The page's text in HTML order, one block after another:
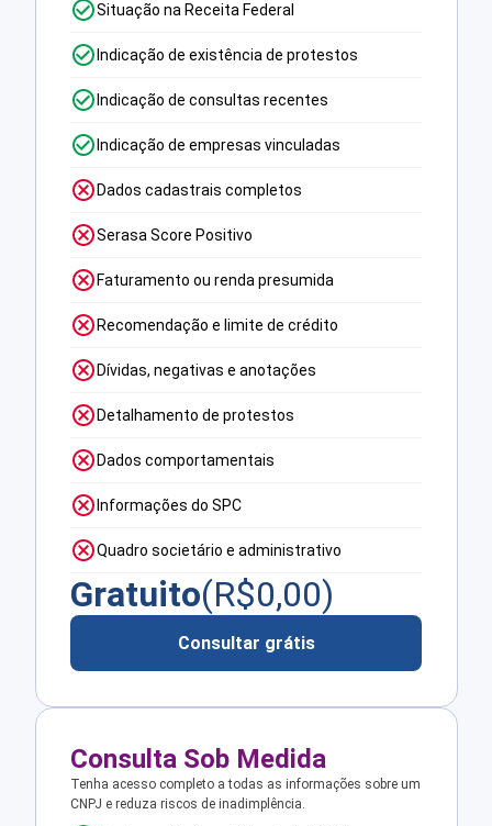
Situação na Receita Federal
Indicação de existência de protestos
Indicação de consultas recentes
Indicação de empresas vinculadas
Dados cadastrais completos
Serasa Score Positivo
Faturamento ou renda presumida
Recomendação e limite de crédito
Dívidas, negativas e anotações
Detalhamento de protestos
Dados comportamentais
Informações do SPC
Quadro societário e administrativo
Gratuito(R$0,00)
Consultar grátis
Consulta Sob Medida
Tenha acesso completo a todas as informações sobre um
CNPJ e reduza riscos de inadimplência.